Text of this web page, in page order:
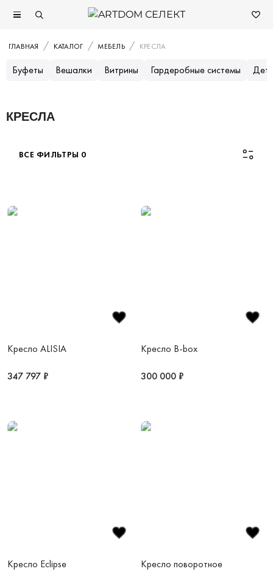
ГЛАВНАЯ КАТАЛОГ МЕБЕЛЬ КРЕСЛА
Буфеты Вешалки Витрины Гардеробные системы
КРЕСЛА
ВСЕ ФИЛЬТРЫ 0
Кресло ALISIA
347 797 ₽
Кресло B-box
300 000 ₽
Кресло Eclipse Кресло поворотное